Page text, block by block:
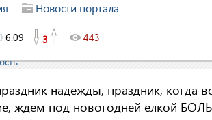
Новости портала
6.09 3
443
надежды, праздник, когда
ждем под новогодней елкой